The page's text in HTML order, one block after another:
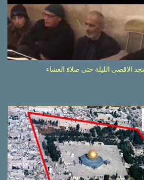
الاقصى الليلة حتى صلاة العشاء